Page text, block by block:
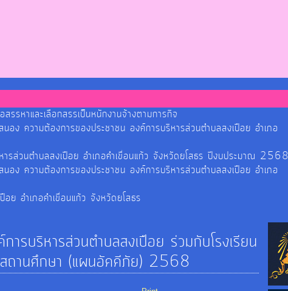
รรหาและเลือกสรรเป็นหนักงานจ้างตามการกิจ
อง ความต้องการของประชาชน องค์การบริหารส่วนตำบลสงเปือย อำเภอ
รส่วนตำบลสงเปือย อำเภอคำเขื่อนแก้ว จังหวัดยโสธร ปีงบประมาณ 2568
อง ความต้องการของประชาชน องค์การบริหารส่วนตำบลสงเปือย อำเภอ
ย อำเภอคำเขื่อนแก้ว จังหวัดยโสธร
รบริหารส่วนตำบลสงเปือย ร่วมกับโรงเรียน
สถานศึกษา (แผนอัคคีภัย) 2568